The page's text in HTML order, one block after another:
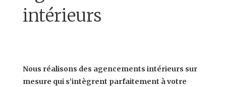
intérieurs
Nous réalisons des agencements intérieurs sur
mesure qui s’intègrent parfaitement à votre